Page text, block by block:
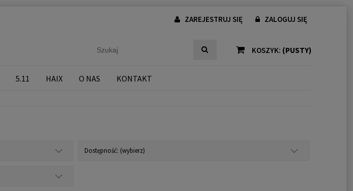
ZAREJESTRUJ SIĘ ZALOGUJ SIĘ
KOSZYK: (PUSTY)
5.11 HAIX O NAS KONTAKT
Dostępność: (wybierz)